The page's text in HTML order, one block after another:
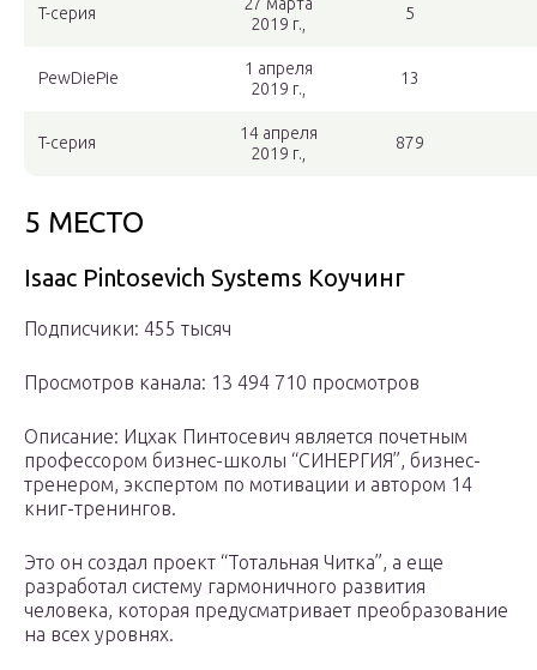
T-серия
2019 г.,
5
PewDiePie
1 апреля
2019 г.,
13
T-серия
14 апреля
2019 г.,
879
5 МЕСТО
Isaac Pintosevich Systems Коучинг
Подписчики: 455 тысяч
Просмотров канала: 13 494 710 просмотров
Описание: Ицхак Пинтосевич является почетным
профессором бизнес-школы “СИНЕРГИЯ”, бизнес-
тренером, экспертом по мотивации и автором 14
книг-тренингов.
Это он создал проект “Тотальная Читка”, а еще
разработал систему гармоничного развития
человека, которая предусматривает преобразование
на всех уровнях.